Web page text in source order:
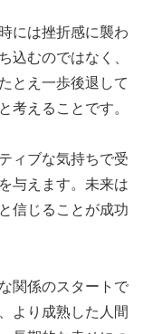
には挫折感に襲わ
込むのではなく、
とえ一歩後退して
考えることです。
ィブな気持ちで受
与えます。未来は
信じることが成功
関係のスタートで
より成熟した人間